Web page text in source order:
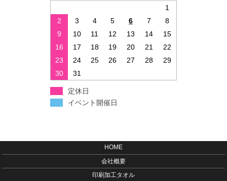
1
2
3 4 5 6 7
8
9
10 11 12 13 14
15
16
17 18 19 20 21
22
23
24 25 26 27 28
29
30
31
定休日
イベント開催日
HOME
会社概要
印刷加工タオル